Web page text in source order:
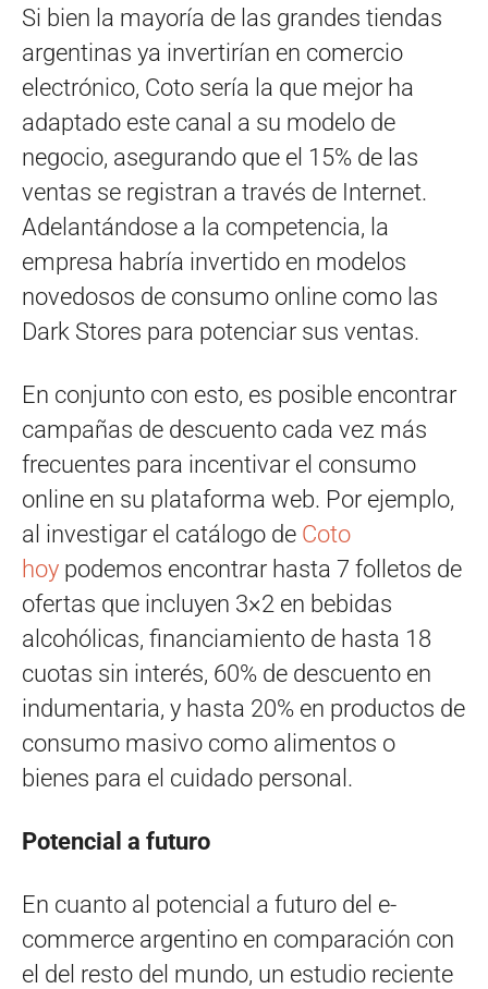
Si bien la mayoría de las grandes tiendas
argentinas ya invertirían en comercio
electrónico, Coto sería la que mejor ha
adaptado este canal a su modelo de
negocio, asegurando que el 15% de las
ventas se registran a través de Internet.
Adelantándose a la competencia, la
empresa habría invertido en modelos
novedosos de consumo online como las
Dark Stores para potenciar sus ventas.
En conjunto con esto, es posible encontrar
campañas de descuento cada vez más
frecuentes para incentivar el consumo
online en su plataforma web. Por ejemplo,
al investigar el catálogo de Coto
hoy podemos encontrar hasta 7 folletos de
ofertas que incluyen 3×2 en bebidas
alcohólicas, financiamiento de hasta 18
cuotas sin interés, 60% de descuento en
indumentaria, y hasta 20% en productos de
consumo masivo como alimentos o
bienes para el cuidado personal.
Potencial a futuro
En cuanto al potencial a futuro del e-
commerce argentino en comparación con
el del resto del mundo, un estudio reciente